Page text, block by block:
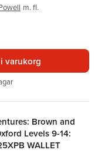
m. fl.
varukorg
Brown and
Levels 9-14:
WALLET